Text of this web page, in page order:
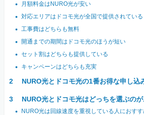
月額料金はNURO光が安い
対応エリアはドコモ光が全国で提供されている
工事費はどちらも無料
開通までの期間はドコモ光のほうが短い
セット割はどちらも提供している
キャンペーンはどちらも充実
NURO光とドコモ光の1番お得な申し込
NURO光とドコモ光はどっちを選ぶのが
NURO光は回線速度を重視している人におすす